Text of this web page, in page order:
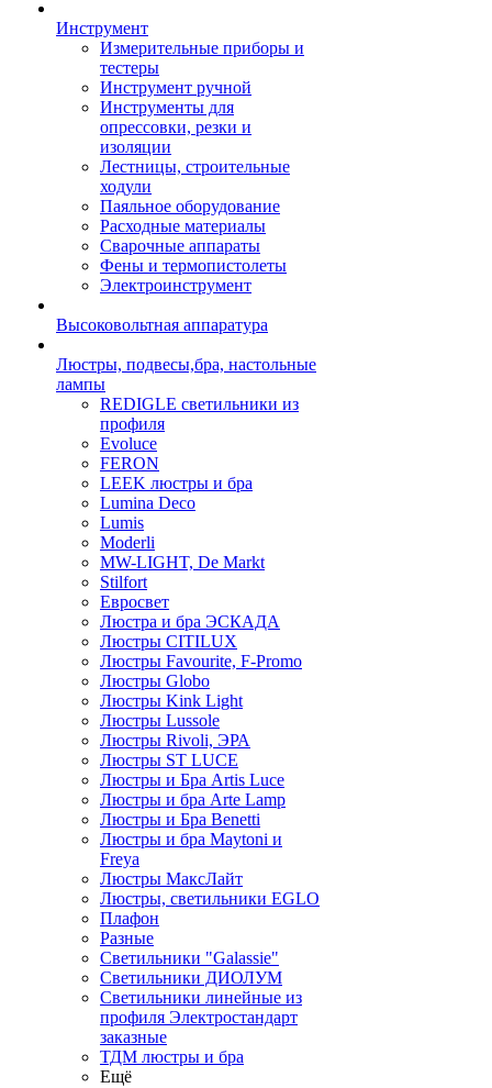
Инструмент
Измерительные приборы и
тестеры
Инструмент ручной
Инструменты для
опрессовки, резки и
изоляции
Лестницы, строительные
ходули
Паяльное оборудование
Расходные материалы
Сварочные аппараты
Фены и термопистолеты
Электроинструмент
Высоковольтная аппаратура
Люстры, подвесы,бра, настольные
лампы
REDIGLE светильники из
профиля
Evoluce
FERON
LEEK люстры и бра
Lumina Deco
Lumis
Moderli
MW-LIGHT, De Markt
Stilfort
Евросвет
Люстра и бра ЭСКАДА
Люстры CITILUX
Люстры Favourite, F-Promo
Люстры Globo
Люстры Kink Light
Люстры Lussole
Люстры Rivoli, ЭРА
Люстры ST LUCE
Люстры и Бра Artis Luce
Люстры и бра Arte Lamp
Люстры и Бра Benetti
Люстры и бра Maytoni и
Freya
Люстры МаксЛайт
Люстры, светильники EGLO
Плафон
Разные
Светильники "Galassie"
Светильники ДИОЛУМ
Светильники линейные из
профиля Электростандарт
заказные
ТДМ люстры и бра
Ещё